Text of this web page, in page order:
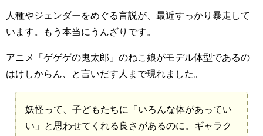
人種やジェンダーをめぐる言説が、最近すっかり暴走して
います。もう本当にうんざりです。
アニメ「ゲゲゲの鬼太郎」のねこ娘がモデル体型であるの
はけしからん、と言いだす人まで現れました。
妖怪って、子どもたちに「いろんな体があってい
い」と思わせてくれる良さがあるのに。ギャラク